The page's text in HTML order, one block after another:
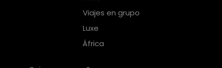
Viajes en grupo
Luxe
África